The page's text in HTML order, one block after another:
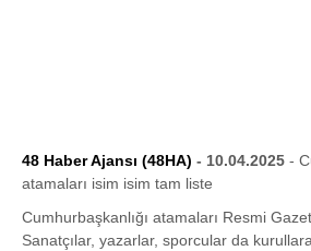
48 Haber Ajansı (48HA) - 10.04.2025 -
atamaları isim isim tam liste
Cumhurbaşkanlığı atamaları Resmi
Sanatçılar, yazarlar, sporcular da